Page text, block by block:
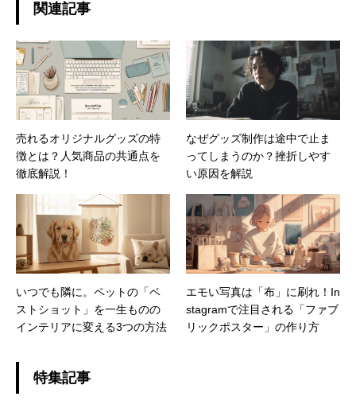
関連記事
売れるオリジナルグッズの特
徴とは？人気商品の共通点を
徹底解説！
なぜグッズ制作は途中で止ま
ってしまうのか？挫折しやす
い原因を解説
いつでも隣に。ペットの「ベ
ストショット」を一生ものの
インテリアに変える3つの方法
エモい写真は「布」に刷れ！In
stagramで注目される「ファブ
リックポスター」の作り方
特集記事